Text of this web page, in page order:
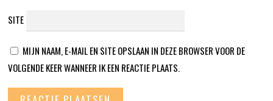
SITE
MIJN NAAM, E-MAIL EN SITE OPSLAAN IN DEZE BROWSER VOOR DE
VOLGENDE KEER WANNEER IK EEN REACTIE PLAATS.